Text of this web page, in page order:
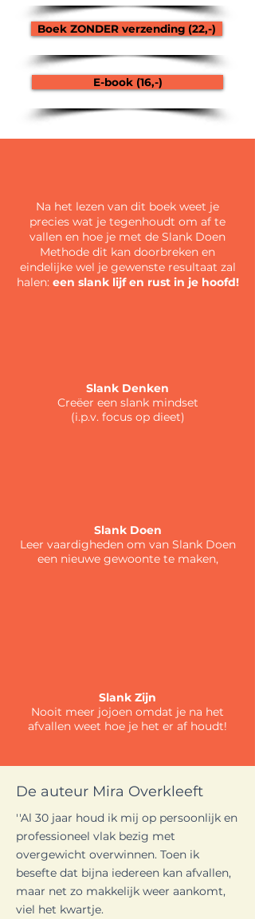
Boek ZONDER verzending (22,-)
E-book (16,-)
Na het lezen van dit boek weet je
precies wat je tegenhoudt om af te
vallen en hoe je met de Slank Doen
Methode dit kan doorbreken en
eindelijke wel je gewenste resultaat zal
halen: een slank lijf en rust in je hoofd!
Slank Denken
Creëer een slank mindset
(i.p.v. focus op dieet)
Slank Doen
Leer vaardigheden om van Slank Doen
een nieuwe gewoonte te maken,
Slank Zijn
Nooit meer jojoen omdat je na het
afvallen weet hoe je het er af houdt!
De auteur Mira Overkleeft
''Al 30 jaar houd ik mij op persoonlijk en
professioneel vlak bezig met
overgewicht overwinnen. Toen ik
besefte dat bijna iedereen kan afvallen,
maar net zo makkelijk weer aankomt,
viel het kwartje.